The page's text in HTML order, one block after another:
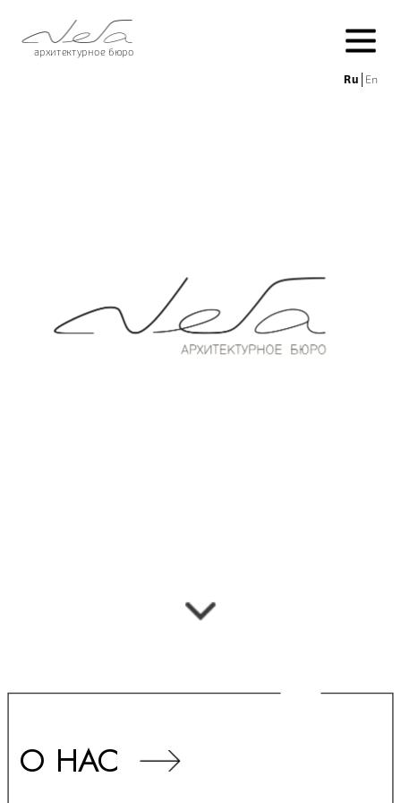
Ru│ En
О НАС
архитектурное бюро